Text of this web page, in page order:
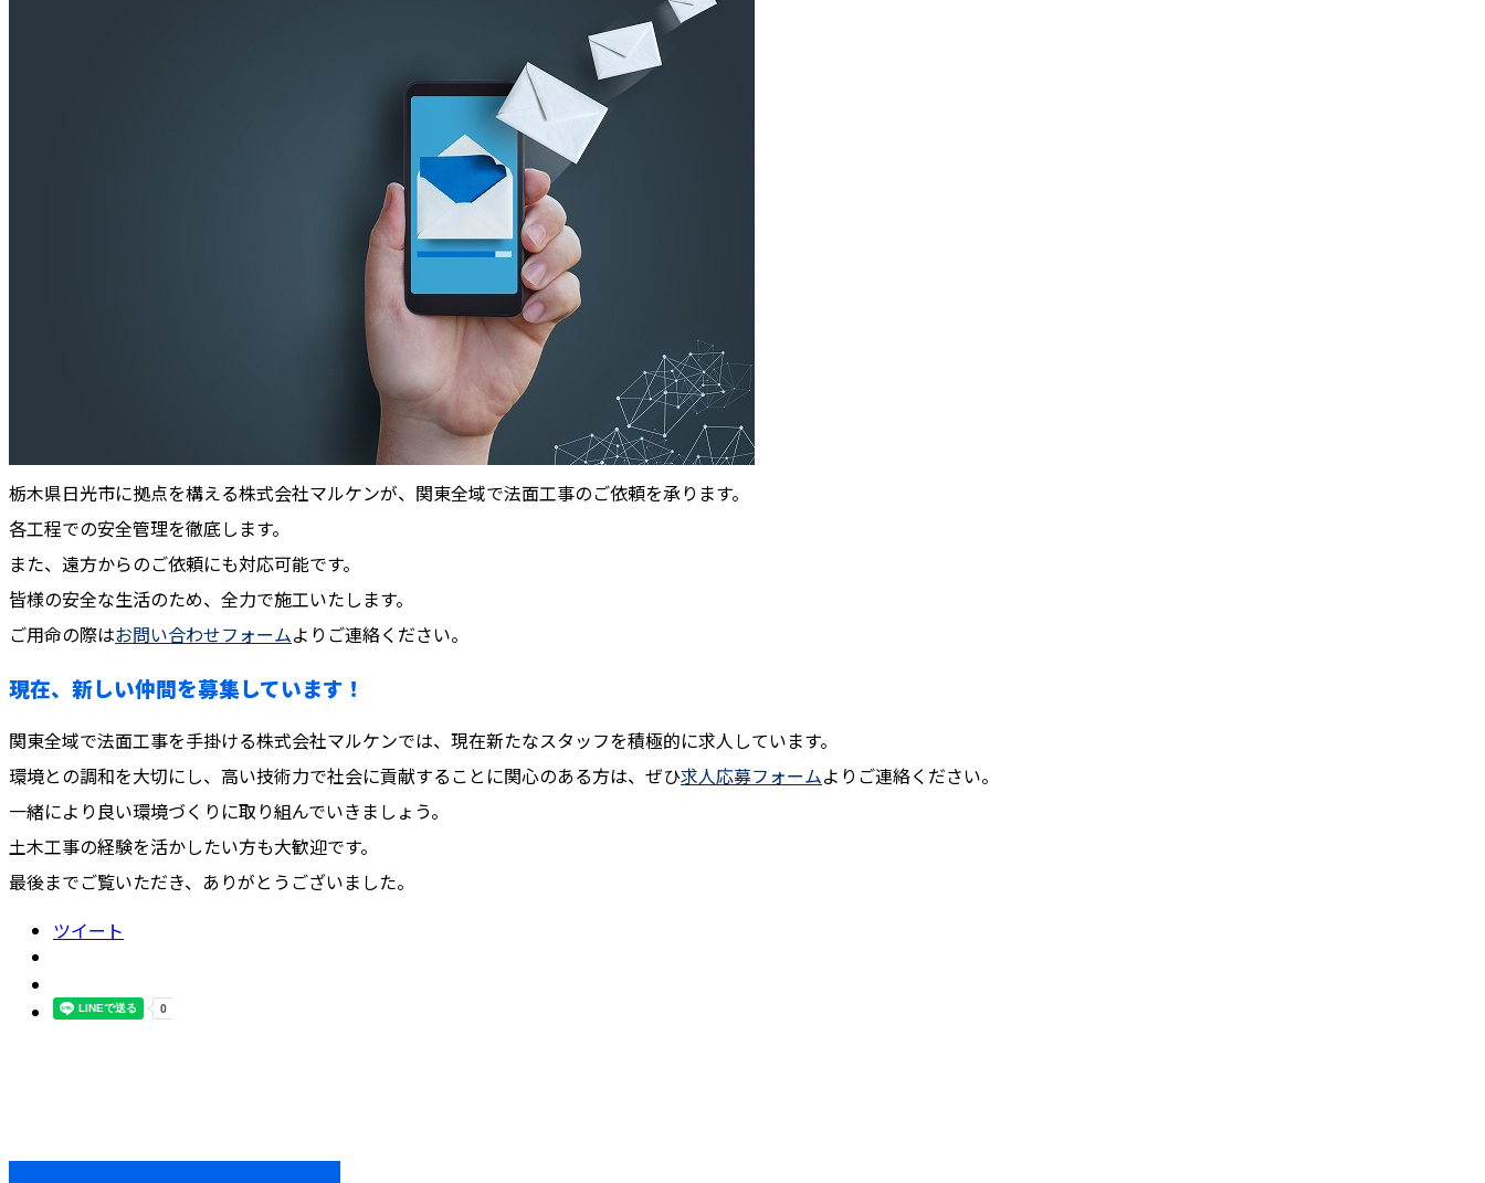
栃木県日光市に拠点を構える株式会社マルケンが、関東全域で法面工事のご依頼を承ります。
各工程での安全管理を徹底します。
また、遠方からのご依頼にも対応可能です。
皆様の安全な生活のため、全力で施工いたします。
ご用命の際はお問い合わせフォームよりご連絡ください。
現在、新しい仲間を募集しています！
関東全域で法面工事を手掛ける株式会社マルケンでは、現在新たなスタッフを積極的に求人しています。
環境との調和を大切にし、高い技術力で社会に貢献することに関心のある方は、ぜひ求人応募フォームよりご連絡ください。
一緒により良い環境づくりに取り組んでいきましょう。
土木工事の経験を活かしたい方も大歓迎です。
最後までご覧いただき、ありがとうございました。
ツイート